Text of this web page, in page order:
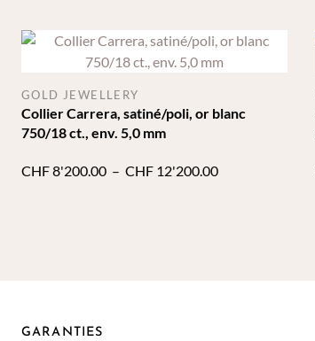
Collier Carrera, satiné/poli, or blanc
750/18 ct., env. 5,0 mm
GOLD JEWELLERY
CHF8'200.00 – CHF 12'200.00Plage
GARANTIES